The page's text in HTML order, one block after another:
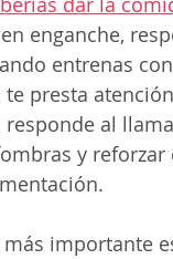
enganche,
entrenas
te presta
responde al
y reforzar
más importante